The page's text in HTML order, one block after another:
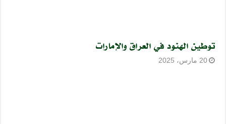
توطين الهنود في العراق والإمارات
20 مارس، 2025